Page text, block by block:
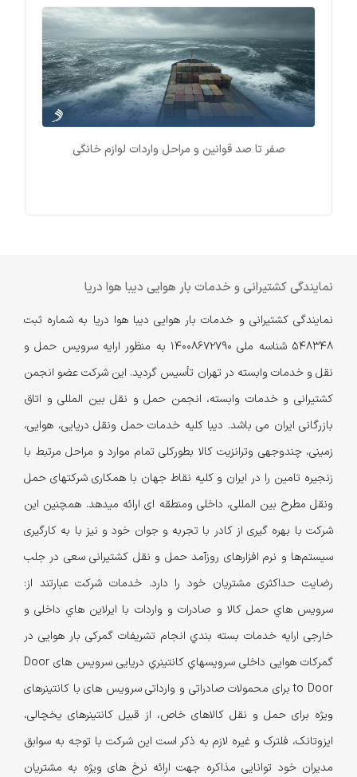
صفر تا صد قوانین و مراحل واردات لوازم خانگی
نمایندگی کشتیرانی و خدمات بار هوایی دیبا هوا دریا
نمایندگی کشتیرانی و خدمات بار هوایی دیبا هوا دریا به شماره ثبت
548348 شناسه ملی 14008672790 به منظور ارایه سرویس حمل و
نقل و خدمات وابسته در تهران تأسیس گردید. این شرکت عضو انجمن
کشتیرانی و خدمات وابسته، انجمن حمل و نقل بین المللی و اتاق
بازرگانی ایران می باشد. دیبا کلیه خدمات حمل ونقل دریایی، هوایی،
زمینی، چندوجهی وترانزیت کالا بطورکلی تمام موارد و مراحل مرتبط با
زنجیره تامین را در ایران و کلیه نقاط جهان با همکاری شرکتهای حمل
ونقل مطرح بین المللی، داخلی ومنطقه ای ارائه میدهد. همچنین این
شرکت با بهره گیری از کادر با تجربه و جوان خود و نیز با به کارگیری
سیستم‌ها و نرم افزارهای روزآمد حمل و نقل کشتیرانی سعی در جلب
رضایت حداکثری مشتریان خود را دارد. خدمات شرکت عبارتند از:
سرویس هاي حمل کالا و صادرات و واردات با ایرلاین هاي داخلی و
خارجی ارایه خدمات بسته بندي انجام تشریفات گمرکی بار هوایی در
گمرکات هوایی داخلی سرویسهاي کانتینري دریایی سرویس های Door
to Door برای محمولات صادراتی و وارداتی سرویس های با کانتینرهای
ویژه برای حمل و نقل کالاهای خاص، از قبیل کانتینرهای یخچالی،
ایزوتانک، فلترك و غیره لازم به ذکر است این شرکت با توجه به سوابق
مدیران خود توانایی مذاکره جهت ارائه نرخ های ویژه به مشتریان